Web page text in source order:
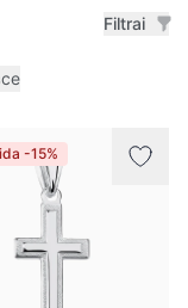
Filtrai
-15%